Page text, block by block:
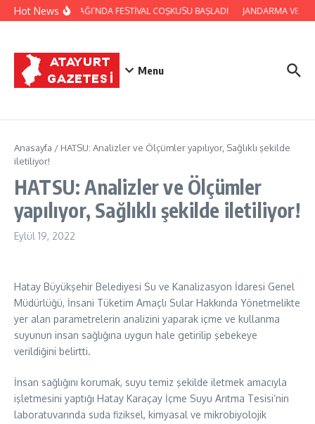
İçeriğe atla
Hot NewsYAYLADAĞI’NDA FESTİVAL COŞKUSU BAŞLADI JANDARMA VE
Menu
Anasayfa / HATSU: Analizler ve Ölçümler yapılıyor, Sağlıklı şekilde
iletiliyor!
HATSU: Analizler ve Ölçümler
yapılıyor, Sağlıklı şekilde iletiliyor!
Eylül 19, 2022
Hatay Büyükşehir Belediyesi Su ve Kanalizasyon İdaresi Genel
Müdürlüğü, İnsani Tüketim Amaçlı Sular Hakkında Yönetmelikte
yer alan parametrelerin analizini yaparak içme ve kullanma
suyunun insan sağlığına uygun hale getirilip şebekeye
verildiğini belirtti.
İnsan sağlığını korumak, suyu temiz şekilde iletmek amacıyla
işletmesini yaptığı Hatay Karaçay İçme Suyu Arıtma Tesisi’nin
laboratuvarında suda fiziksel, kimyasal ve mikrobiyolojik